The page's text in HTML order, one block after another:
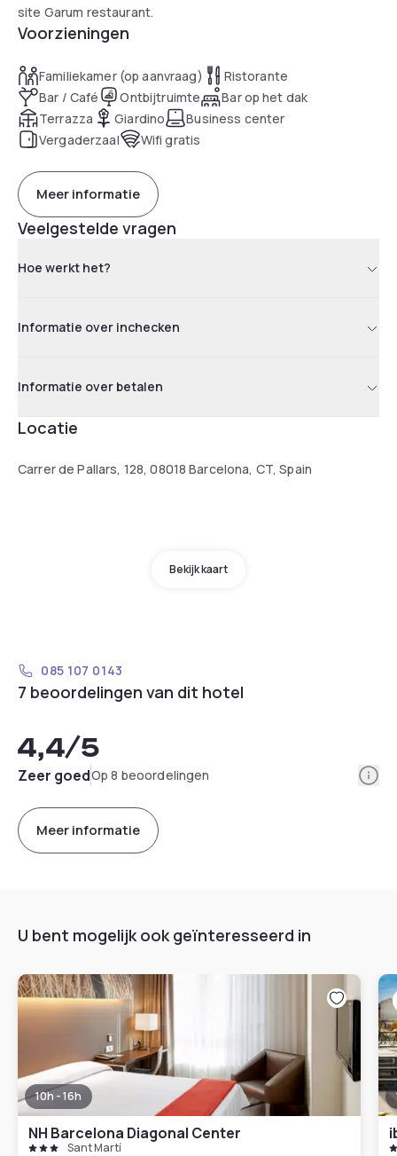
site Garum restaurant.
Voorzieningen
Familiekamer (op aanvraag)
Ristorante
Bar / Café
Ontbijtruimte
Bar op het dak
Terrazza
Giardino
Business center
Vergaderzaal
Wifi gratis
Meer informatie
Veelgestelde vragen
Hoe werkt het?
Informatie over inchecken
Informatie over betalen
Locatie
Carrer de Pallars, 128, 08018 Barcelona, CT, Spain
Bekijk kaart
085 107 0143
7 beoordelingen van dit hotel
4,4/5
Zeer goedOp 8 beoordelingen
Meer informatie
U bent mogelijk ook geïnteresseerd in
10h - 16h
NH Barcelona Diagonal Center
Sant Martí